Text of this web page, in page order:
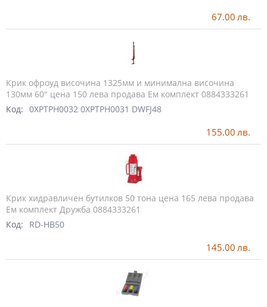
67.00 лв.
Крик офроуд височина 1325мм и минимална височина
130мм 60" цена 150 лева продава Ем комплект 0884333261
Код: 0XPTPH0032 0XPTPH0031 DWFJ48
155.00 лв.
Крик хидравличен бутилков 50 тона цена 165 лева продава
Ем комплект Дружба 0884333261
Код:
RD-HB50
145.00 лв.